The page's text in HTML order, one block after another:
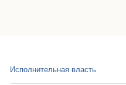
Исполнительная власть